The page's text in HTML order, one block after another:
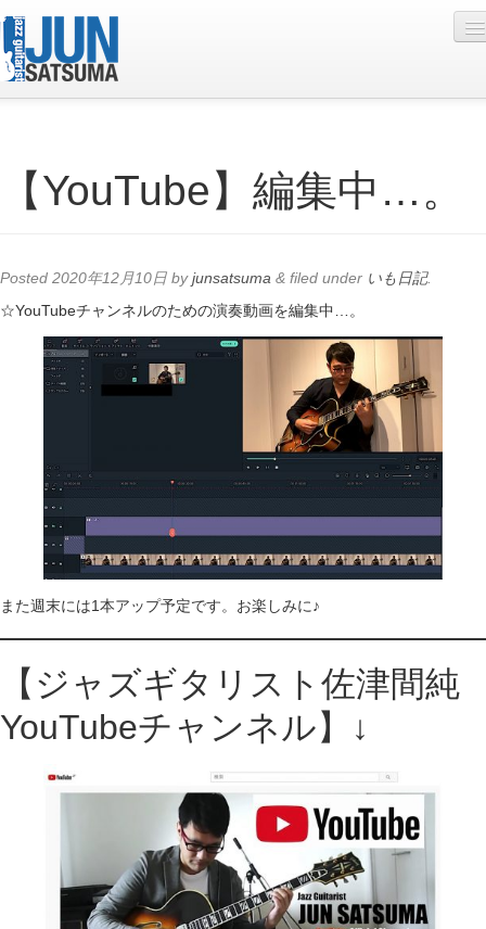
Live Schedule
Photo
Contact
YouTube
【YouTube】編集中…。
Posted 2020年12月10日 byjunsatsuma & filed under いも日記.
☆YouTubeチャンネルのための演奏動画を編集中…。
また週末には1本アップ予定です。お楽しみに♪
【ジャズギタリスト佐津間純
YouTubeチャンネル】↓